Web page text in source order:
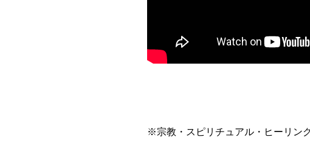
※宗教・スピリチュアル・ヒーリン